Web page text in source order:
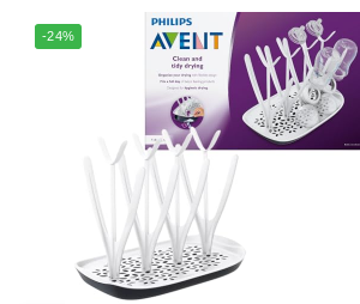
-24%